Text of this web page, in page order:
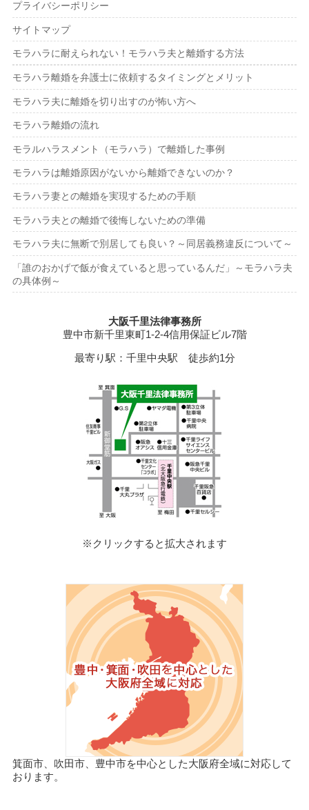
プライバシーポリシー
サイトマップ
モラハラに耐えられない！モラハラ夫と離婚する方法
モラハラ離婚を弁護士に依頼するタイミングとメリット
モラハラ夫に離婚を切り出すのが怖い方へ
モラハラ離婚の流れ
モラルハラスメント（モラハラ）で離婚した事例
モラハラは離婚原因がないから離婚できないのか？
モラハラ妻との離婚を実現するための手順
モラハラ夫との離婚で後悔しないための準備
モラハラ夫に無断で別居しても良い？～同居義務違反について～
「誰のおかげで飯が食えていると思っているんだ」～モラハラ夫
の具体例～
大阪千里法律事務所
豊中市新千里東町1-2-4信用保証ビル7階
最寄り駅：千里中央駅 徒歩約1分
※クリックすると拡大されます
箕面市、吹田市、豊中市を中心とした大阪府全域に対応して
おります。